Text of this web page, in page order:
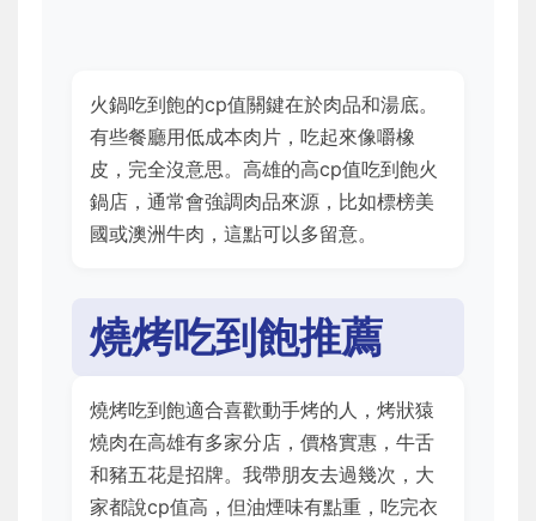
火鍋吃到飽的cp值關鍵在於肉品和湯底。
有些餐廳用低成本肉片，吃起來像嚼橡
皮，完全沒意思。高雄的高cp值吃到飽火
鍋店，通常會強調肉品來源，比如標榜美
國或澳洲牛肉，這點可以多留意。
燒烤吃到飽推薦
燒烤吃到飽適合喜歡動手烤的人，烤狀猿
燒肉在高雄有多家分店，價格實惠，牛舌
和豬五花是招牌。我帶朋友去過幾次，大
家都說cp值高，但油煙味有點重，吃完衣